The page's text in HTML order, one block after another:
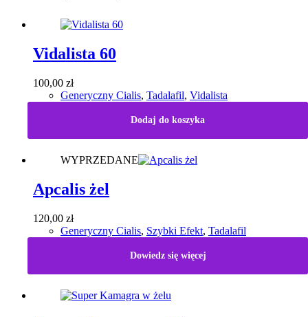
Vidalista 60
100,00 zł
Generyczny Cialis, Tadalafil, Vidalista
Dodaj do koszyka
WYPRZEDANE
Apcalis żel
120,00 zł
Generyczny Cialis, Szybki Efekt, Tadalafil
Dowiedz się więcej